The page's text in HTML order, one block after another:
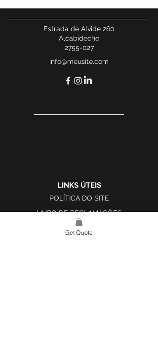
Estrada de Alvide 260
Alcabideche
2755-027
info@meusite.com
LINKS ÚTEIS
POLÍTICA DO SITE
LIVRO DE RECLAMAÇÕES
Get Quote